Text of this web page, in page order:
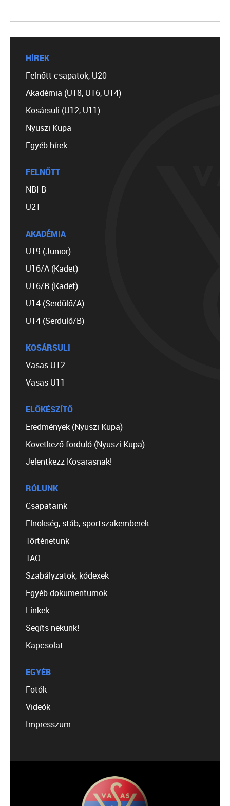
HÍREK
Felnőtt csapatok, U20
Akadémia (U18, U16, U14)
Kosársuli (U12, U11)
Nyuszi Kupa
Egyéb hírek
FELNŐTT
NBI B
U21
AKADÉMIA
U19 (Junior)
U16/A (Kadet)
U16/B (Kadet)
U14 (Serdülő/A)
U14 (Serdülő/B)
KOSÁRSULI
Vasas U12
Vasas U11
ELŐKÉSZÍTŐ
Eredmények (Nyuszi Kupa)
Következő forduló (Nyuszi Kupa)
Jelentkezz Kosarasnak!
RÓLUNK
Csapataink
Elnökség, stáb, sportszakemberek
Történetünk
TAO
Szabályzatok, kódexek
Egyéb dokumentumok
Linkek
Segíts nekünk!
Kapcsolat
EGYÉB
Fotók
Videók
Impresszum